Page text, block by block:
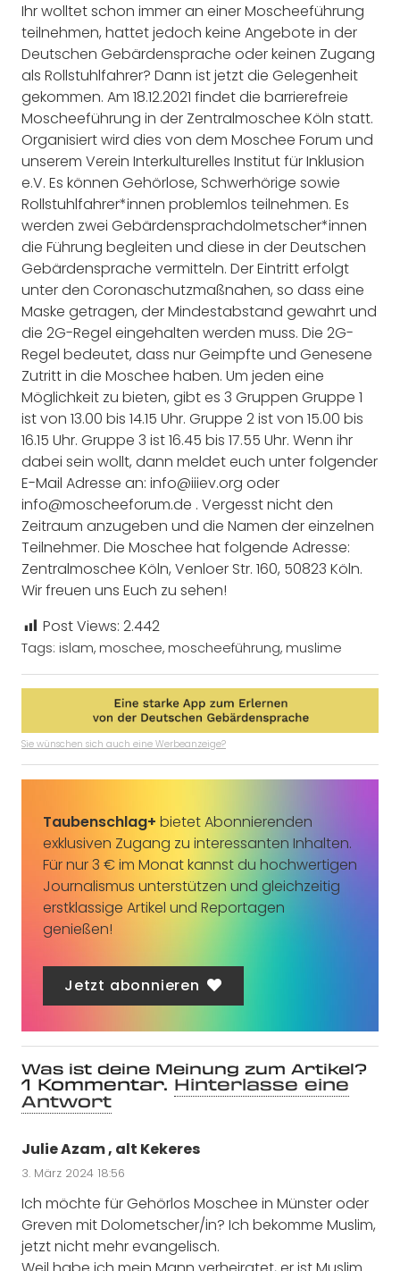
Ihr wolltet schon immer an einer Moscheeführung
teilnehmen, hattet jedoch keine Angebote in der
Deutschen Gebärdensprache oder keinen Zugang
als Rollstuhlfahrer? Dann ist jetzt die Gelegenheit
gekommen. Am 18.12.2021 findet die barrierefreie
Moscheeführung in der Zentralmoschee Köln statt.
Organisiert wird dies von dem Moschee Forum und
unserem Verein Interkulturelles Institut für Inklusion
e.V. Es können Gehörlose, Schwerhörige sowie
Rollstuhlfahrer*innen problemlos teilnehmen. Es
werden zwei Gebärdensprachdolmetscher*innen
die Führung begleiten und diese in der Deutschen
Gebärdensprache vermitteln. Der Eintritt erfolgt
unter den Coronaschutzmaßnahen, so dass eine
Maske getragen, der Mindestabstand gewahrt und
die 2G-Regel eingehalten werden muss. Die 2G-
Regel bedeutet, dass nur Geimpfte und Genesene
Zutritt in die Moschee haben. Um jeden eine
Möglichkeit zu bieten, gibt es 3 Gruppen Gruppe 1
ist von 13.00 bis 14.15 Uhr. Gruppe 2 ist von 15.00 bis
16.15 Uhr. Gruppe 3 ist 16.45 bis 17.55 Uhr. Wenn ihr
dabei sein wollt, dann meldet euch unter folgender
E-Mail Adresse an: info@iiiev.org oder
info@moscheeforum.de . Vergesst nicht den
Zeitraum anzugeben und die Namen der einzelnen
Teilnehmer. Die Moschee hat folgende Adresse:
Zentralmoschee Köln, Venloer Str. 160, 50823 Köln.
Wir freuen uns Euch zu sehen!
Post Views: 2.442
Tags: islam, moschee, moscheeführung, muslime
Sie wünschen sich auch eine Werbeanzeige?
Taubenschlag+ bietet Abonnierenden
exklusiven Zugang zu interessanten Inhalten.
Für nur 3 € im Monat kannst du hochwertigen
Journalismus unterstützen und gleichzeitig
erstklassige Artikel und Reportagen
genießen!
Jetzt abonnieren
Was ist deine Meinung zum Artikel?
1 Kommentar. Hinterlasse eine
Antwort
Julie Azam , alt Kekeres
3. März 2024 18:56
Ich möchte für Gehörlos Moschee in Münster oder
Greven mit Dolometscher/in? Ich bekomme Muslim,
jetzt nicht mehr evangelisch.